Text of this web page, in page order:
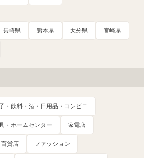
長崎県 熊本県 大分県 宮崎県
・飲料・酒・日用品・コンビニ
・ホームセンター 家電店
貨店 ファッション